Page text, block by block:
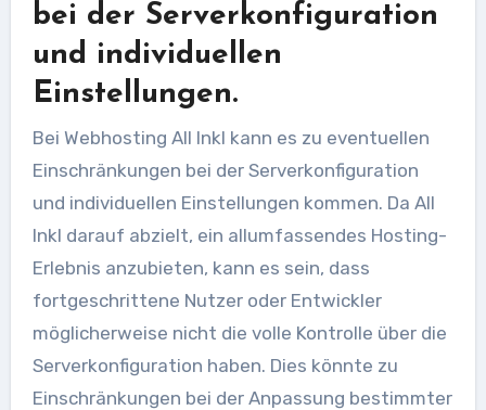
bei der Serverkonfiguration
und individuellen
Einstellungen.
Bei Webhosting All Inkl kann es zu eventuellen
Einschränkungen bei der Serverkonfiguration
und individuellen Einstellungen kommen. Da All
Inkl darauf abzielt, ein allumfassendes Hosting-
Erlebnis anzubieten, kann es sein, dass
fortgeschrittene Nutzer oder Entwickler
möglicherweise nicht die volle Kontrolle über die
Serverkonfiguration haben. Dies könnte zu
Einschränkungen bei der Anpassung bestimmter